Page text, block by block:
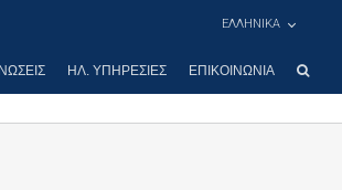
ΕΛΛΗΝΙΚΑ
ΗΛ. ΥΠΗΡΕΣΊΕΣ ΕΠΙΚΟΙΝΩΝΊΑ